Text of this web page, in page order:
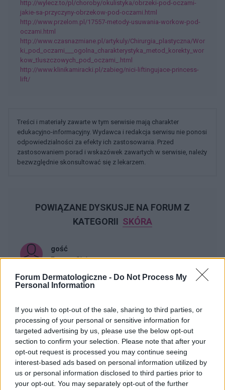
Forum Dermatologiczne - Do Not Process My
Personal Information
If you wish to opt-out of the sale, sharing to third parties, or
processing of your personal or sensitive information for
targeted advertising by us, please use the below opt-out
section to confirm your selection. Please note that after your
opt-out request is processed you may continue seeing
interest-based ads based on personal information utilized by
us or personal information disclosed to third parties prior to
your opt-out. You may separately opt-out of the further
http://wylecz.to/pl/choroby/okulistyka/obrzeki-pod-oczami-
jakie-sa-przyczyny-obrzekow-pod-oczami.html
http://www.przelom.pl/17557-metody-usuwania-workow-pod-
oczami.html
http://www.czasnazmiane.pl/artykuly/Chirurgia_plastyczna/Wor
ki_pod_oczami___ogolna_charakterystyka_metod_korekty_wor
kow_tluszczowych_pod_oczami_.html
http://www.klinikamiracki.pl/zabieg/nici-liftingujace-princess-
lift/
Treści i materiały zawarte w tym serwisie mają charakter
edukacyjno-informacyjny. Wydawca i redakcja serwisu nie ponosi
odpowiedzialności za efekty ich zastosowania. Przed
zastosowaniem porad i wskazówek zawartych w serwisie, należy
bezwzględnie skonsultować się z lekarzem.
POWIĄZANE DYSKUSJE NA FORUM Z
KATEGORII SKÓRA
gość
Forum:Skóra
Jak w temacie czy może mi ktoś odpowiedzieć co to
jest ?? czy to nie jest jakiś czerniak albo coś innego.....
??
gość
Forum:Skóra